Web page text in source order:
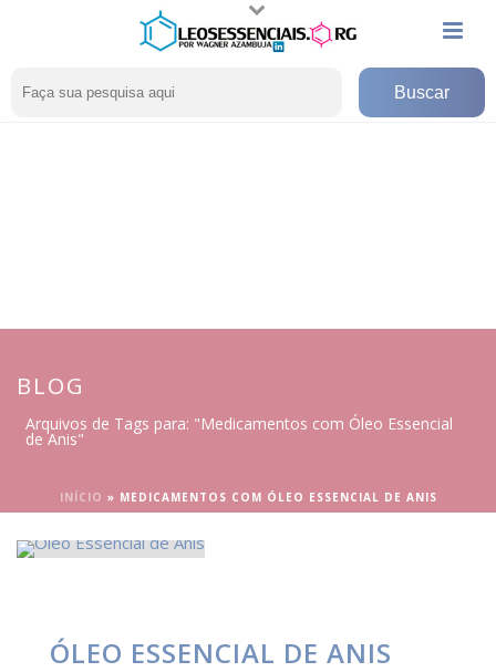
BLOG
Arquivos de Tags para: "Medicamentos com Óleo Essencial
de Anis"
INÍCIO » MEDICAMENTOS COM ÓLEO ESSENCIAL DE ANIS
ÓLEO ESSENCIAL DE ANIS